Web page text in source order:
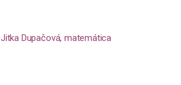
Jitka Dupačová, matemática